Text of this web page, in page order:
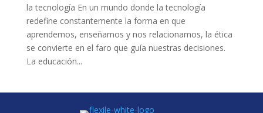
la tecnología En un mundo donde la tecnología
redefine constantemente la forma en que
aprendemos, enseñamos y nos relacionamos, la ética
se convierte en el faro que guía nuestras decisiones.
La educación...